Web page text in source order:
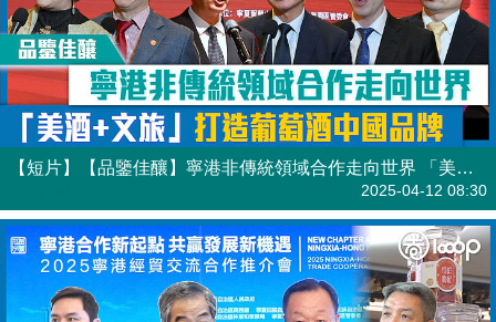
【短片】【品鑒佳釀】寧港非傳統領域合作走向世界 「美酒+文旅」打造葡萄酒中國品牌
2025-04-12 08:30